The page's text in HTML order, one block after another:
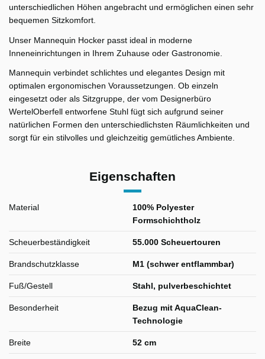
unterschiedlichen Höhen angebracht und ermöglichen einen sehr
bequemen Sitzkomfort.
Unser Mannequin Hocker passt ideal in moderne
Inneneinrichtungen in Ihrem Zuhause oder Gastronomie.
Mannequin verbindet schlichtes und elegantes Design mit
optimalen ergonomischen Voraussetzungen. Ob einzeln
eingesetzt oder als Sitzgruppe, der vom Designerbüro
WertelOberfell entworfene Stuhl fügt sich aufgrund seiner
natürlichen Formen den unterschiedlichsten Räumlichkeiten und
sorgt für ein stilvolles und gleichzeitig gemütliches Ambiente.
Eigenschaften
Material
100% Polyester
Formschichtholz
Scheuerbeständigkeit 55.000 Scheuertouren
Brandschutzklasse M1 (schwer entflammbar)
Fuß/Gestell Stahl, pulverbeschichtet
Besonderheit
Bezug mit AquaClean-
Technologie
Breite 52 cm